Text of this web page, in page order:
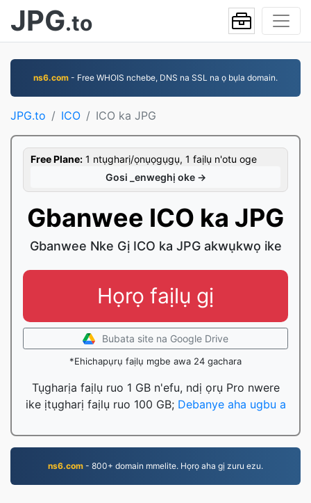
JPG.to
ns6.com - Free WHOIS nchebe, DNS na SSL na ọ bụla domain.
JPG.to ICO ICO ka JPG
Free Plane: 1 ntụgharị/ọnụọgụgụ, 1 faịlụ n'otu oge
Gosi _enweghị oke →
Gbanwee ICO ka JPG
Gbanwee Nke Gị ICO ka JPG akwụkwọ ike
Họrọ faịlụ gị
Bubata site na Google Drive
*Ehichapụrụ faịlụ mgbe awa 24 gachara
Tụgharịa faịlụ ruo 1 GB n'efu, ndị ọrụ Pro nwere
ike ịtụgharị faịlụ ruo 100 GB; Debanye aha ugbu a
ns6.com - 800+ domain mmelite. Họrọ aha gị zuru ezu.